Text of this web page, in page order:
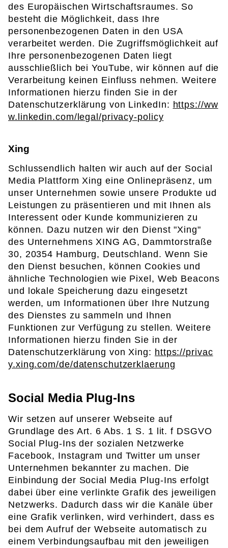
des Europäischen Wirtschaftsraumes. So
besteht die Möglichkeit, dass Ihre
personenbezogenen Daten in den USA
verarbeitet werden. Die Zugriffsmöglichkeit auf
Ihre personenbezogenen Daten liegt
ausschließlich bei YouTube, wir können auf die
Verarbeitung keinen Einfluss nehmen. Weitere
Informationen hierzu finden Sie in der
Datenschutzerklärung von LinkedIn: https://ww
w.linkedin.com/legal/privacy-policy
Xing
Schlussendlich halten wir auch auf der Social
Media Plattform Xing eine Onlinepräsenz, um
unser Unternehmen sowie unsere Produkte ud
Leistungen zu präsentieren und mit Ihnen als
Interessent oder Kunde kommunizieren zu
können. Dazu nutzen wir den Dienst "Xing"
des Unternehmens XING AG, Dammtorstraße
30, 20354 Hamburg, Deutschland. Wenn Sie
den Dienst besuchen, können Cookies und
ähnliche Technologien wie Pixel, Web Beacons
und lokale Speicherung dazu eingesetzt
werden, um Informationen über Ihre Nutzung
des Dienstes zu sammeln und Ihnen
Funktionen zur Verfügung zu stellen. Weitere
Informationen hierzu finden Sie in der
Datenschutzerklärung von Xing: https://privac
y.xing.com/de/datenschutzerklaerung
Social Media Plug-Ins
Wir setzen auf unserer Webseite auf
Grundlage des Art. 6 Abs. 1 S. 1 lit. f DSGVO
Social Plug-Ins der sozialen Netzwerke
Facebook, Instagram und Twitter um unser
Unternehmen bekannter zu machen. Die
Einbindung der Social Media Plug-Ins erfolgt
dabei über eine verlinkte Grafik des jeweiligen
Netzwerks. Dadurch dass wir die Kanäle über
eine Grafik verlinken, wird verhindert, dass es
bei dem Aufruf der Webseite automatisch zu
einem Verbindungsaufbau mit den jeweiligen